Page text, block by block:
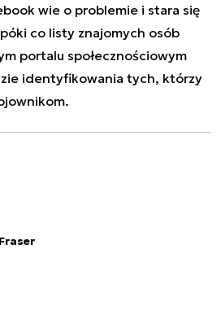
wie o problemie i stara się
co listy znajomych osób
portalu społecznościowym
identyfikowania tych, którzy